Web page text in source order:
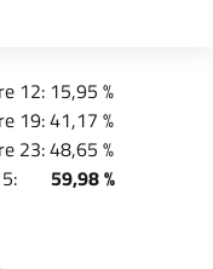
12: 15,95 %
19: 41,17 %
23: 48,65 %
15: 59,98 %